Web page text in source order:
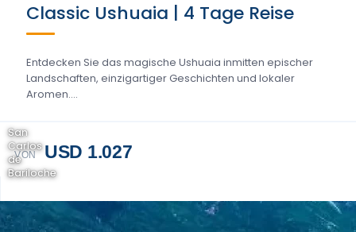
Classic Ushuaia | 4 Tage Reise
Entdecken Sie das magische Ushuaia inmitten epischer
Landschaften, einzigartiger Geschichten und lokaler
Aromen....
VON USD 1.027
San
Carlos
de
Bariloche